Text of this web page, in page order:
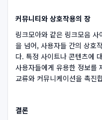
커뮤니티와 상호작용의 장
링크모아와 같은 링크모음
을 넘어, 사용자들 간의 상호
다. 특정 사이트나 콘텐츠에
사용자들에게 유용한 정보를
교류와 커뮤니케이션을 촉진
결론